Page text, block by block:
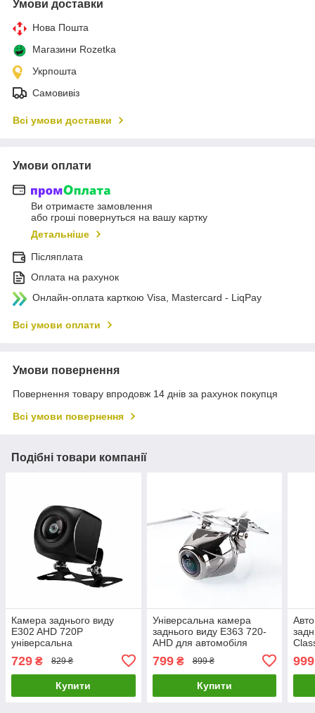
Умови доставки
Нова Пошта
Магазини Rozetka
Укрпошта
Самовивіз
Всі умови доставки
Умови оплати
Ви отримаєте замовлення
або гроші повернуться на вашу картку
Детальніше
Післяплата
Оплата на рахунок
Онлайн-оплата карткою Visa, Mastercard - LiqPay
Всі умови оплати
Умови повернення
Повернення товару впродовж 14 днів за рахунок покупця
Всі умови повернення
Подібні товари компанії
Камера заднього виду
E302 AHD 720P
універсальна
729 ₴ 829 ₴
Купити
Універсальна камера
заднього виду E363 720-
AHD для автомобіля
799₴ 899 ₴
Купити
999